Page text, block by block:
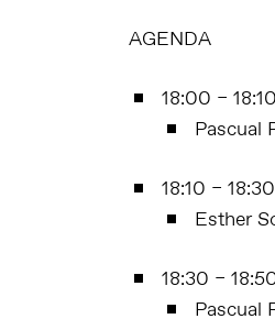
AGENDA
18:00 –
Pascual
18:10 –
Esther
18:30 –
Pascual